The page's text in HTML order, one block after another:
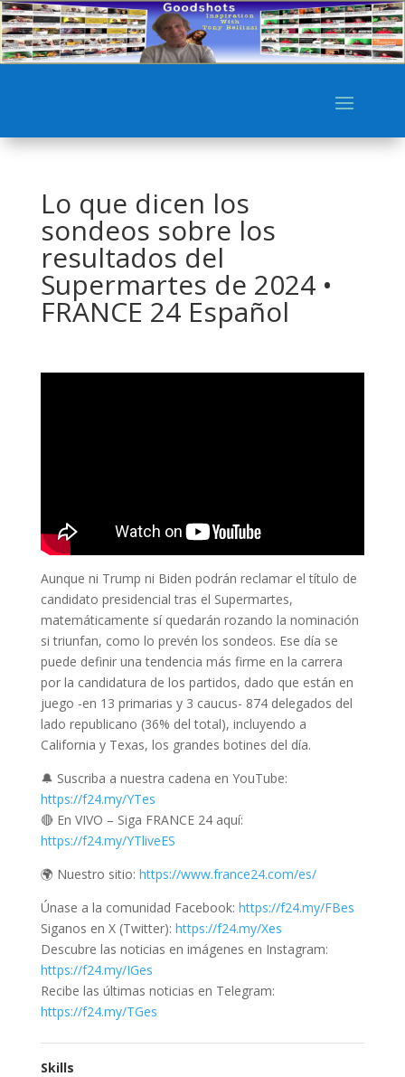
Lo que dicen los
sondeos sobre los
resultados del
Supermartes de 2024 •
FRANCE 24 Español
Aunque ni Trump ni Biden podrán reclamar el título de
candidato presidencial tras el Supermartes,
matemáticamente sí quedarán rozando la nominación
si triunfan, como lo prevén los sondeos. Ese día se
puede definir una tendencia más firme en la carrera
por la candidatura de los partidos, dado que están en
juego -en 13 primarias y 3 caucus- 874 delegados del
lado republicano (36% del total), incluyendo a
California y Texas, los grandes botines del día.
🔔 Suscriba a nuestra cadena en YouTube:
https://f24.my/YTes
🔴 En VIVO – Siga FRANCE 24 aquí:
https://f24.my/YTliveES
🌍 Nuestro sitio: https://www.france24.com/es/
Únase a la comunidad Facebook: https://f24.my/FBes
Siganos en X (Twitter): https://f24.my/Xes
Descubre las noticias en imágenes en Instagram:
https://f24.my/IGes
Recibe las últimas noticias en Telegram:
https://f24.my/TGes
Skills